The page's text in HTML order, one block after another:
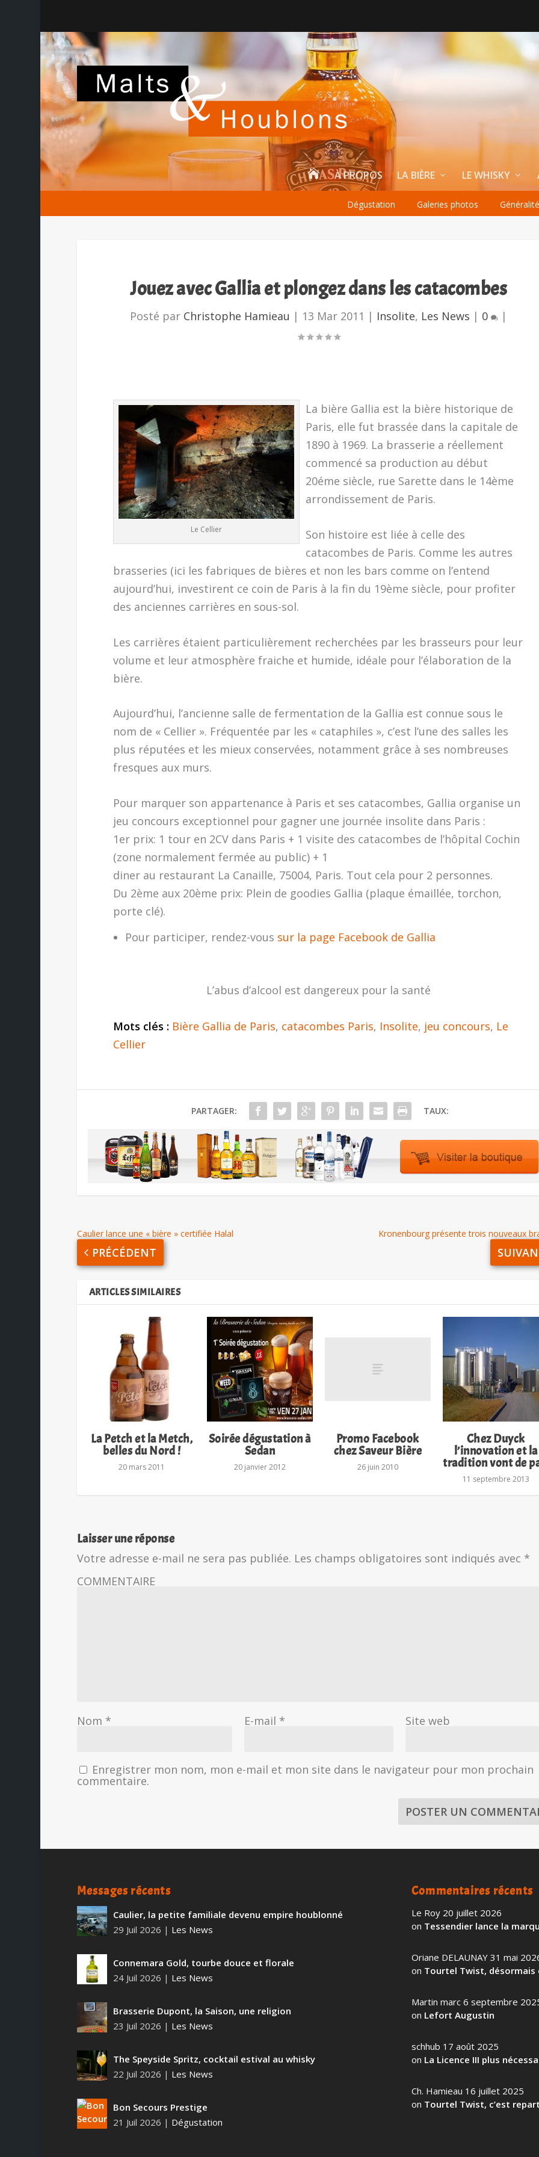
 À PROPOS LA BIÈRE LE WHISKY
Dégustation Galeries photos
Jouez avec Gallia et plongez dans les catacombes
Posté par Christophe Hamieau | 13 Mar 2011 | Insolite, Les News | 0 |
Le Cellier
La bière Gallia est la bière historique de
Paris, elle fut brassée dans la capitale de
1890 à 1969. La brasserie a réellement
commencé sa production au début
20éme siècle, rue Sarette dans le 14ème
arrondissement de Paris.
Son histoire est liée à celle des
catacombes de Paris. Comme les autres
brasseries (ici les fabriques de bières et non les bars comme on l’entend
aujourd’hui, investirent ce coin de Paris à la fin du 19ème siècle, pour profiter
des anciennes carrières en sous-sol.
Les carrières étaient particulièrement recherchées par les brasseurs pour leur
volume et leur atmosphère fraiche et humide, idéale pour l’élaboration de la
bière.
Aujourd’hui, l’ancienne salle de fermentation de la Gallia est connue sous le
nom de « Cellier ». Fréquentée par les « cataphiles », c’est l’une des salles les
plus réputées et les mieux conservées, notamment grâce à ses nombreuses
fresques aux murs.
Pour marquer son appartenance à Paris et ses catacombes, Gallia organise un
jeu concours exceptionnel pour gagner une journée insolite dans Paris :
1er prix: 1 tour en 2CV dans Paris + 1 visite des catacombes de l’hôpital Cochin
(zone normalement fermée au public) + 1
diner au restaurant La Canaille, 75004, Paris. Tout cela pour 2 personnes.
Du 2ème aux 20ème prix: Plein de goodies Gallia (plaque émaillée, torchon,
porte clé).
Pour participer, rendez-vous sur la page Facebook de Gallia
L’abus d’alcool est dangereux pour la santé
Mots clés : Bière Gallia de Paris, catacombes Paris, Insolite, jeu concours, Le
Cellier
PARTAGER: TAUX:
Caulier lance une « bière » certifiée Halal
PRÉCÉDENT
Kronenbourg présente trois nouveaux
ARTICLES SIMILAIRES
La Petch et la Metch,
belles du Nord !
20 mars 2011
Soirée dégustation à
Sedan
20 janvier 2012
Promo Facebook
chez Saveur Bière
26 juin 2010
Chez Duyck
l’innovation et la
tradition vont de
11 septembre 2013
Laisser une réponse
Votre adresse e-mail ne sera pas publiée. Les champs obligatoires sont indiqués avec *
COMMENTAIRE
Nom * E-mail * Site web
Enregistrer mon nom, mon e-mail et mon site dans le navigateur pour mon prochain
commentaire.
Messages récents
Caulier, la petite familiale devenu empire houblonné
29 Juil 2026 | Les News
Connemara Gold, tourbe douce et florale
24 Juil 2026 | Les News
Brasserie Dupont, la Saison, une religion
23 Juil 2026 | Les News
The Speyside Spritz, cocktail estival au whisky
22 Juil 2026 | Les News
Bon Secours Prestige
21 Juil 2026 | Dégustation
Commentaires récents
Le Roy 20 juillet 2026
on Tessendier lance la
Oriane DELAUNAY 31 mai
on Tourtel Twist, désormais
Martin marc 6 septembre
on Lefort Augustin
schhub 17 août 2025
on La Licence III plus
Ch. Hamieau 16 juillet 2025
on Tourtel Twist, c’est